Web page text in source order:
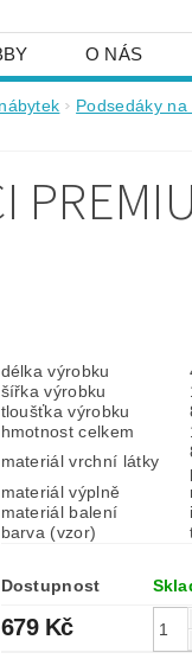
O NÁS
KONTAKTY
Podsedáky na
délka výrobku
šířka výrobku
tloušťka výrobku
hmotnost celkem
materiál vrchní látky
materiál výplně
materiál balení
barva (vzor)
Dostupnost
679 Kč